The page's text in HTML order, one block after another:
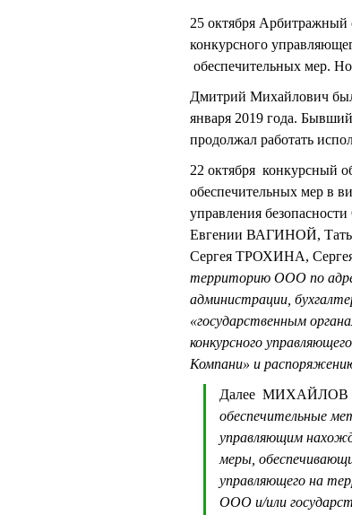
25 октября Арбитражный
конкурсного
обеспечительных мер.
Дмитрий Михайлович
января 2019 года.
продолжал работать
22 октября конкурсный
обеспечительных мер в
управления
Евгении ВАГИНОЙ,
Сергея ТРОХИНА,
территорию ООО по
администрации,
«государственным
конкурсного
Компани» и
Далее МИХАЙЛОВ
обеспечительные
управляющим
меры,
управляющего на
ООО и/или